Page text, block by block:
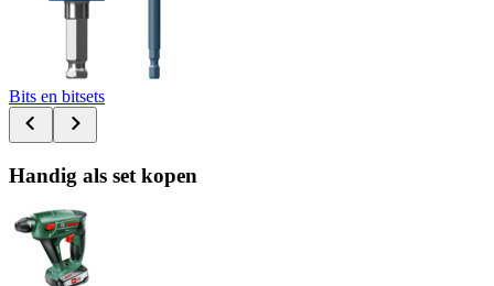
Bits en bitsets
Handig als set kopen